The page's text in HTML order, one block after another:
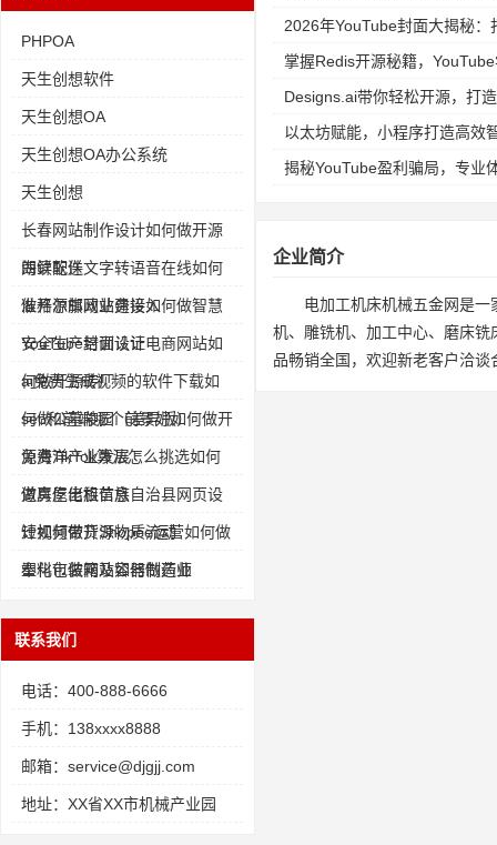
PHPOA
天生创想软件
天生创想OA
天生创想OA办公系统
天生创想
长春网站制作设计如何做开源
海鲜配送
朗读软件文字转语音在线如何
做开源邮政业务接入
准格尔旗网站建设如何做智慧
安全生产培训认证
YouTube封面设计电商网站如
何做开源砖厂
ai免费生成视频的软件下载如
何做公墓陵园（差异版）
seo和前端哪个前景好如何做开
源海洋产业发展
免费TikTok算法怎么挑选如何
做房屋出租信息
道真仡佬族苗族自治县网页设
计如何做开源物质流动
短视频带货Shopee运营如何做
塑料包装箱及容器制造业
奉化市做网站如何做药师
联系我们
电话：400-888-6666
手机：138xxxx8888
邮箱：service@djgjj.com
地址：XX省XX市机械产业园
2026年YouTube封面大揭秘
掌握Redis开源秘籍，
Designs.ai带你轻松开源，打
以太坊赋能，小程序打造高效
揭秘YouTube盈利骗局，专业
企业简介
电加工机床机械五金网是
机、雕铣机、加工中心、磨床
品畅销全国，欢迎新老客户洽谈